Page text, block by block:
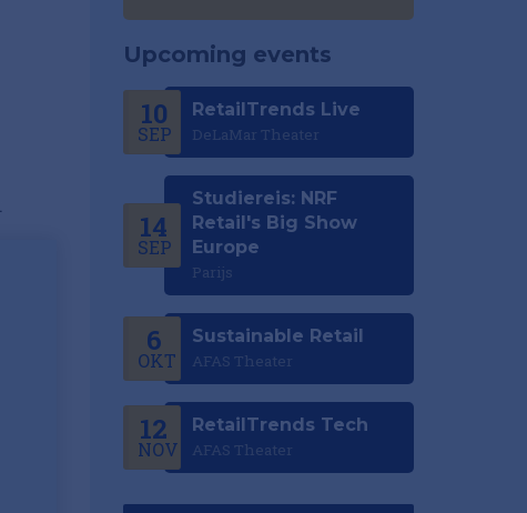
Upcoming events
10
SEP
RetailTrends Live
DeLaMar Theater
14
SEP
Studiereis: NRF
Retail's Big Show
Europe
Parijs
6
OKT
Sustainable Retail
AFAS Theater
12
NOV
RetailTrends Tech
AFAS Theater